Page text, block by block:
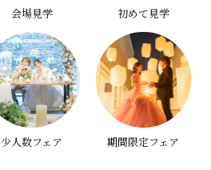
会場見学 初めて見学
少人数フェア 期間限定フェア